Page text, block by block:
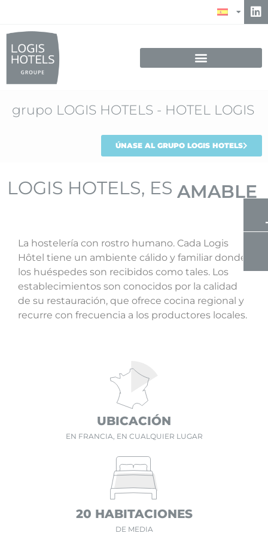
grupo LOGIS HOTELS - HOTEL LOGIS
ÚNASE AL GRUPO LOGIS HOTELS
LOGIS HOTELS, ES CÁLIDO
La hostelería con rostro humano. Cada Logis
Hôtel tiene un ambiente cálido y familiar donde
los huéspedes son recibidos como tales. Los
establecimientos son conocidos por la calidad
de su restauración, que ofrece cocina regional y
recurre con frecuencia a los productores locales.
UBICACIÓN
EN FRANCIA, EN CUALQUIER LUGAR
20 HABITACIONES
DE MEDIA